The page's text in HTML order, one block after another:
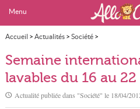
Menu
Accueil > Actualités> Société>
Semaine internationale des couches lavables
Semaine
lavables du 16 au
Actualité publiée dans "Société" le 18/04/